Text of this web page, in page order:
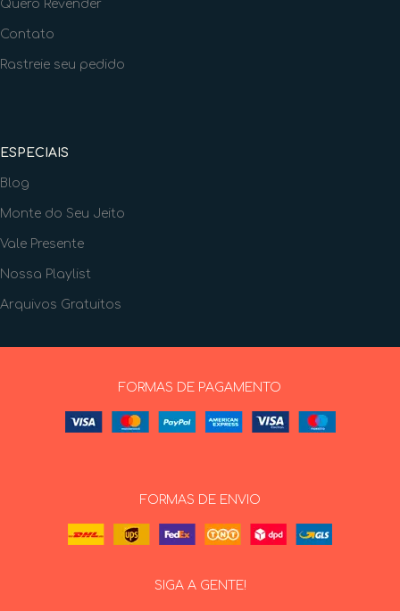
Quero Revender
Contato
Rastreie seu pedido
ESPECIAIS
Blog
Monte do Seu Jeito
Vale Presente
Nossa Playlist
Arquivos Gratuitos
FORMAS DE PAGAMENTO
FORMAS DE ENVIO
SIGA A GENTE!